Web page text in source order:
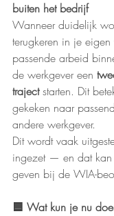
buiten het bedrijf
Wanneer duidelijk
terugkeren in je
passende arbeid
de werkgever een
traject starten. Dit
gekeken naar
andere werkgever.
Dit wordt vaak
ingezet — en dat kan
geven bij de WIA-
🟦 Wat kun je nu